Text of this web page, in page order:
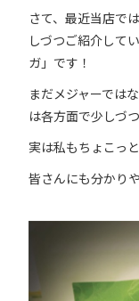
さて、最近当店で
しづつご紹介して
ガ」です！
まだメジャーでは
は各方面で少しづ
実は私もちょこっ
皆さんにも分かり